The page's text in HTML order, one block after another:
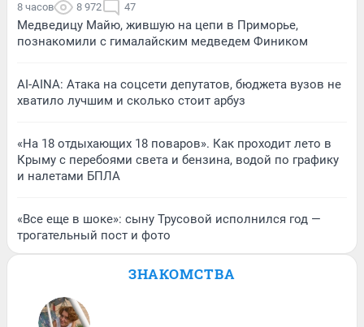
8 часов 8 972 47
Медведицу Майю, жившую на цепи в Приморье,
познакомили с гималайским медведем Фиником
AI-AINA: Атака на соцсети депутатов, бюджета вузов не
хватило лучшим и сколько стоит арбуз
«На 18 отдыхающих 18 поваров». Как проходит лето в
Крыму с перебоями света и бензина, водой по графику
и налетами БПЛА
«Все еще в шоке»: сыну Трусовой исполнился год —
трогательный пост и фото
ЗНАКОМСТВА